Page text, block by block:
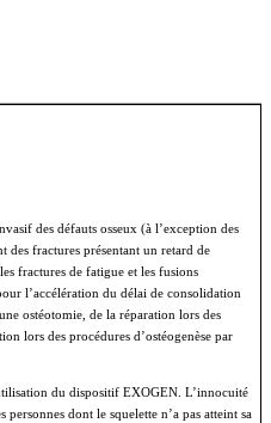
des défauts osseux (à l’exception des
des fractures présentant un retard de
fractures de fatigue et les fusions
l’accélération du délai de consolidation
ostéotomie, de la réparation lors des
lors des procédures d’ostéogenèse par
du dispositif EXOGEN. L’innocuité
personnes dont le squelette n’a pas atteint sa